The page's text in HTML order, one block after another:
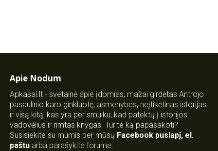
Apie Nodum
Apkasai.lt - svetainė apie įdomias, mažai girdėtas Antrojo
pasaulinio karo ginkluotę, asmenybes, neįtikėtinas istorijas
ir visą kitą, kas yra per smulku, kad patektų į istorijos
vadovėlius ir rimtas knygas. Turite ką papasakoti?
Susisiekite su mumis per mūsų Facebook puslapį, el.
paštu arba parašykite forume.